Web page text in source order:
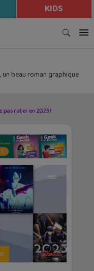
KIDS
un beau roman graphique
pas rater en 2023 !